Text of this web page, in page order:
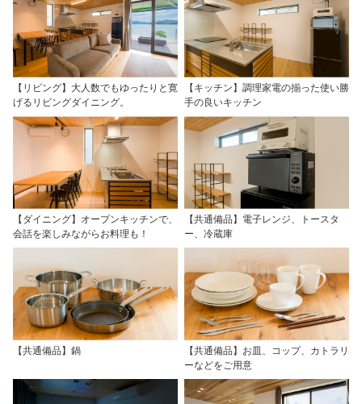
【リビング】大人数でもゆったりと寛
げるリビングダイニング。
【キッチン】調理家電の揃った使い勝
手の良いキッチン
【ダイニング】オープンキッチンで、
会話を楽しみながらお料理も！
【共通備品】電子レンジ、トースタ
ー、冷蔵庫
【共通備品】鍋
【共通備品】お皿、コップ、カトラリ
ーなどをご用意